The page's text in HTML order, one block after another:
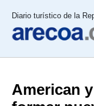
Diario turístico de la
American